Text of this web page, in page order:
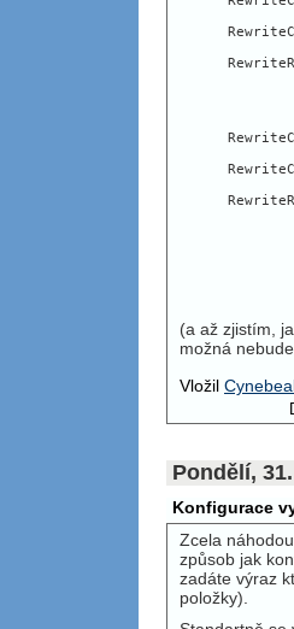
(a až zjistím,
možná
Vložil
Pondělí,
Konfigurace
Zcela
způsob jak
zadáte výraz
položky).